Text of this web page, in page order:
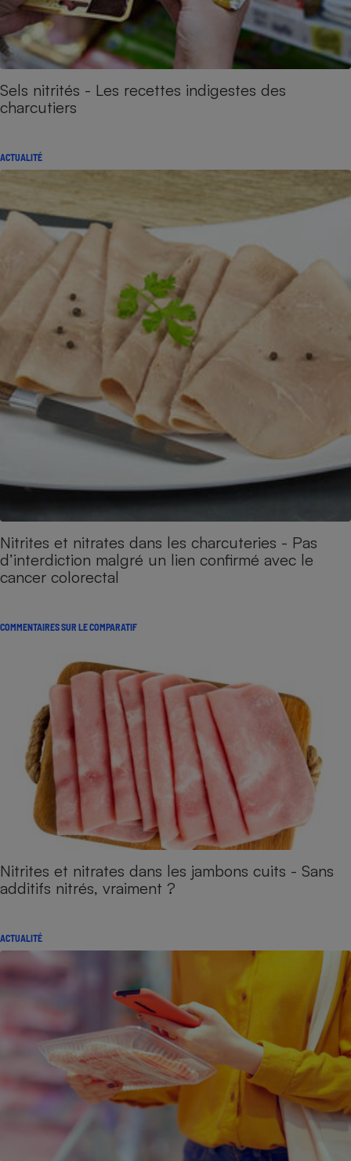
Sels nitrités - Les recettes indigestes des
charcutiers
ACTUALITÉ
Nitrites et nitrates dans les charcuteries - Pas
d’interdiction malgré un lien confirmé avec le
cancer colorectal
COMMENTAIRES SUR LE COMPARATIF
Nitrites et nitrates dans les jambons cuits - Sans
additifs nitrés, vraiment ?
ACTUALITÉ